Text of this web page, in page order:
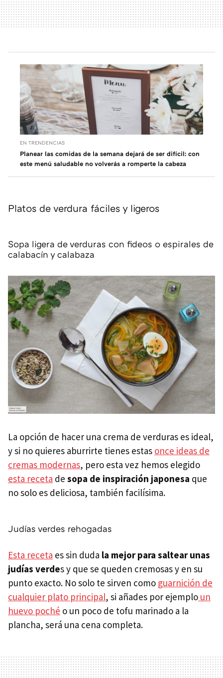
EN TRENDENCIAS
Planear las comidas de la semana dejará de ser difícil: con
este menú saludable no volverás a romperte la cabeza
Platos de verdura fáciles y ligeros
Sopa ligera de verduras con fideos o espirales de
calabacín y calabaza
La opción de hacer una crema de verduras es ideal,
y si no quieres aburrirte tienes estas once ideas de
cremas modernas, pero esta vez hemos elegido
esta receta de sopa de inspiración japonesa que
no solo es deliciosa, también facilísima.
Judías verdes rehogadas
Esta receta es sin duda la mejor para saltear unas
judías verdes y que se queden cremosas y en su
punto exacto. No solo te sirven como guarnición de
cualquier plato principal, si añades por ejemplo un
huevo poché o un poco de tofu marinado a la
plancha, será una cena completa.